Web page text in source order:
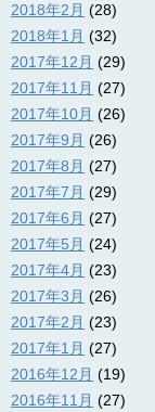
2018年2月 (28)
2018年1月 (32)
2017年12月 (29)
2017年11月 (27)
2017年10月 (26)
2017年9月 (26)
2017年8月 (27)
2017年7月 (29)
2017年6月 (27)
2017年5月 (24)
2017年4月 (23)
2017年3月 (26)
2017年2月 (23)
2017年1月 (27)
2016年12月 (19)
2016年11月 (27)